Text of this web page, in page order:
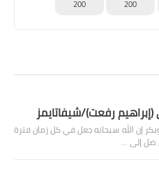
200
200
رفعت)/شيفاتايمز
إن الله سبحانه جعل في كل زمان فترة
ضل إلى …